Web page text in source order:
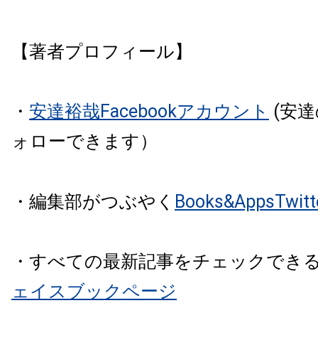
【著者プロフィール】
・ 安達裕哉Facebookアカウント (安
ォローできます）
・編集部がつぶやく
・すべての最新記事をチェックでき
ェイスブックページ